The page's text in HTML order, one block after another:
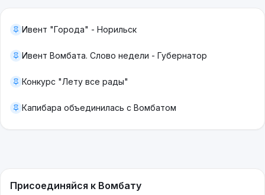
Ивент "Города" - Норильск
Ивент Вомбата. Слово недели - Губернатор
Конкурс "Лету все рады"
Капибара объединилась с Вомбатом
Присоединяйся к Вомбату